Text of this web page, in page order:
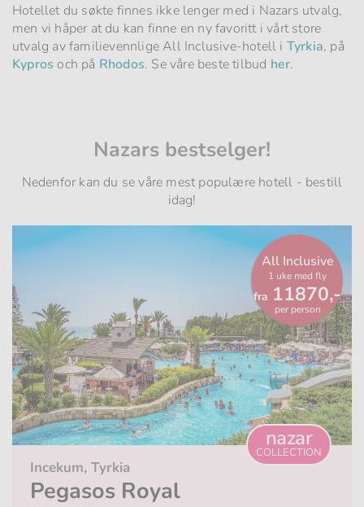
Hotellet du søkte finnes ikke lenger med i Nazars utvalg,
men vi håper at du kan finne en ny favoritt i vårt store
utvalg av familievennlige All Inclusive-hotell i Tyrkia, på
Kypros och på Rhodos. Se våre beste tilbud her.
Nazars bestselger!
Nedenfor kan du se våre mest populære hotell - bestill
idag!
All Inclusive
1 uke med fly
Fra
fra 11870,-
per person
nazar
COLLECTION
Incekum, Tyrkia
Pegasos Royal